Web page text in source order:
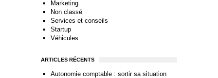
Marketing
Non classé
Services et conseils
Startup
Véhicules
ARTICLES RÉCENTS
Autonomie comptable : sortir sa situation